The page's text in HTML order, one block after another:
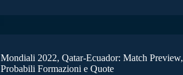
Mondiali 2022, Qatar-Ecuador: Match Preview,
Probabili Formazioni e Quote